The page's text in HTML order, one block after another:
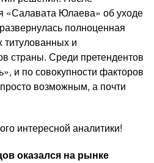
«Салавата Юлаева» об уходе
полноценная
титулованных и
страны. Среди претендентов
и по совокупности факторов
возможным, а почти
интересной аналитики!
оказался на рынке